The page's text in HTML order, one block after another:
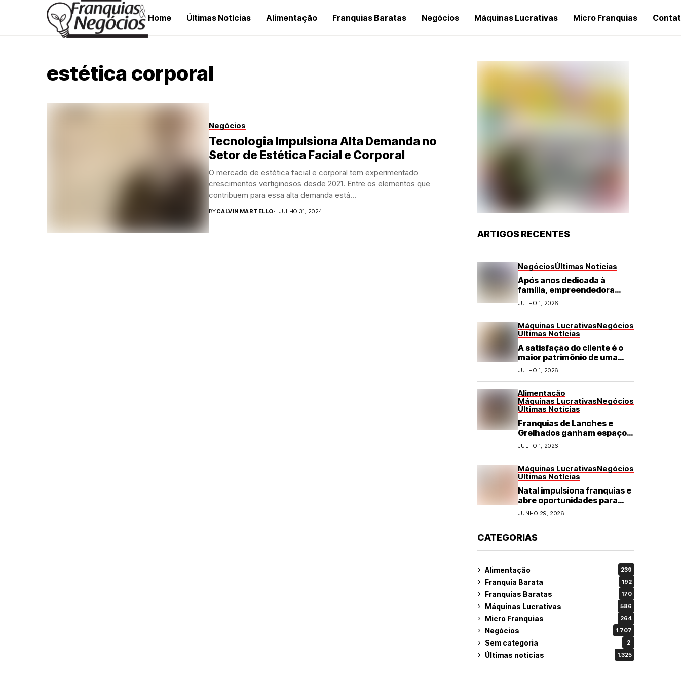
Home Últimas Notícias Alimentação Franquias Baratas Negócios Máquinas Lucrativas Micro Franquias
estética corporal
Negócios
Tecnologia Impulsiona Alta Demanda no
Setor de Estética Facial e Corporal
O mercado de estética facial e corporal tem experimentado
crescimentos vertiginosos desde 2021. Entre os elementos que
contribuem para essa alta demanda está...
BYCALVIN MARTELLO JULHO 31, 2024
ARTIGOS RECENTES
NegóciosÚltimas Notícias
Após anos dedicada à
família, empreendedora
transforma franquia de
turismo em negócio de
JULHO 1, 2026
Máquinas LucrativasNegócios
Últimas Notícias
A satisfação do cliente é o
maior patrimônio de uma
franquia
JULHO 1, 2026
Alimentação
Máquinas LucrativasNegócios
Últimas Notícias
Franquias de Lanches e
Grelhados ganham espaço
com demanda por refeições
rápidas e de qualidade
JULHO 1, 2026
Máquinas LucrativasNegócios
Últimas Notícias
Natal impulsiona franquias e
abre oportunidades para
diversos segmentos do
JUNHO 29, 2026
CATEGORIAS
Alimentação 239
Franquia Barata 192
Franquias Baratas 170
Máquinas Lucrativas 586
Micro Franquias 264
Negócios 1.707
Sem categoria 2
Últimas notícias 1.325